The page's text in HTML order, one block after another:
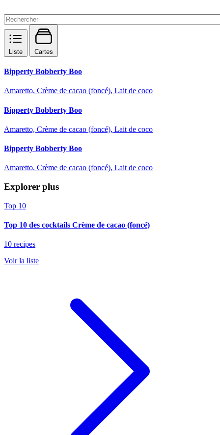
Liste Cartes
Bipperty Bobberty Boo
Amaretto, Crème de cacao (foncé), Lait de coco
Bipperty Bobberty Boo
Amaretto, Crème de cacao (foncé), Lait de coco
Bipperty Bobberty Boo
Amaretto, Crème de cacao (foncé), Lait de coco
Explorer plus
Top 10
Top 10 des cocktails Crème de cacao (foncé)
10 recipes
Voir la liste